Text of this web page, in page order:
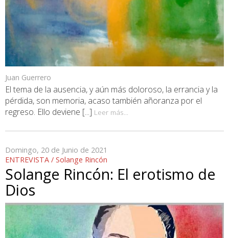
Juan Guerrero
El tema de la ausencia, y aún más doloroso, la errancia y la
pérdida, son memoria, acaso también añoranza por el
regreso. Ello deviene [...] Leer más...
Domingo, 20 de Junio de 2021
ENTREVISTA / Solange Rincón
Solange Rincón: El erotismo de
Dios